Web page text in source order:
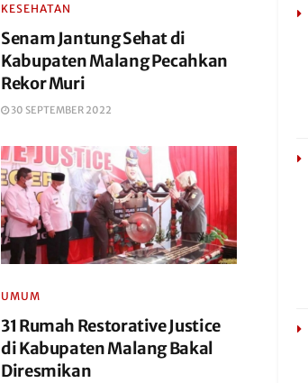
KESEHATAN
Senam Jantung Sehat di
Kabupaten Malang Pecahkan
Rekor Muri
30 SEPTEMBER 2022
UMUM
31 Rumah Restorative Justice
di Kabupaten Malang Bakal
Diresmikan